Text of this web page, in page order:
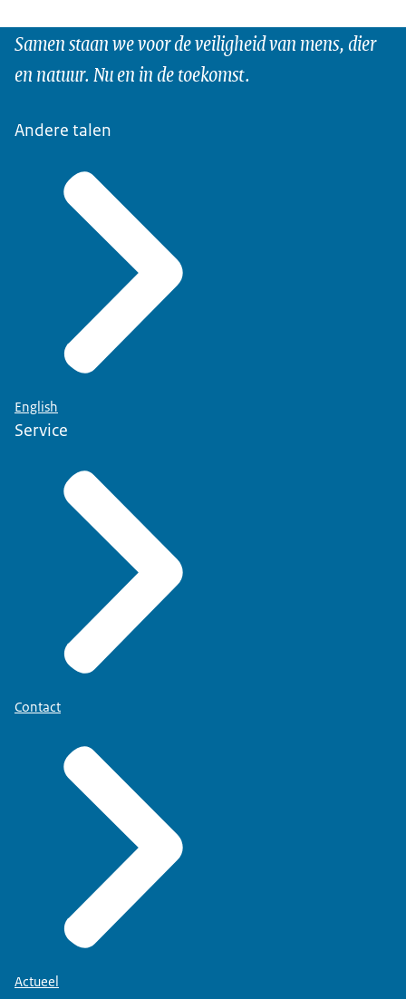
Samen staan we voor de veiligheid van mens, dier
en natuur. Nu en in de toekomst.
Andere talen
English
Service
Contact
Actueel